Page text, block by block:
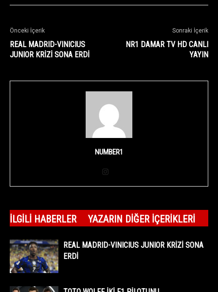
Önceki İçerik
REAL MADRID-VINICIUS
JUNIOR KRİZİ SONA ERDİ
Sonraki İçerik
NR1 DAMAR TV HD CANLI
YAYIN
NUMBER1
İLGILI HABERLER YAZARIN DIĞER İÇERIKLERI
REAL MADRID-VINICIUS JUNIOR KRİZİ SONA
ERDİ